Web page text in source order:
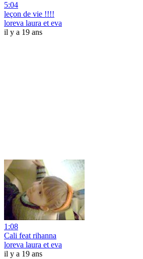
5:04
leçon de vie !!!!
loreva laura et eva
il y a 19 ans
1:08
Cali feat rihanna
loreva laura et eva
il y a 19 ans